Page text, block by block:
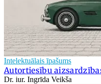
Intelektuālais īpašums
Autortiesību
Dr. iur. Ingrīda Veikša